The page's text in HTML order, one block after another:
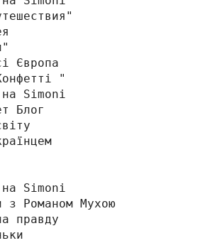
Європа
"
Simonі
Блог
Simonі
з Романом Мухою
правду